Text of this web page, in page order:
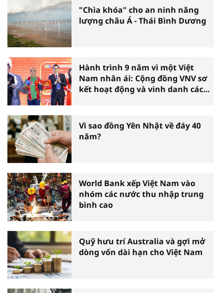
"Chìa khóa" cho an ninh năng
lượng châu Á - Thái Bình Dương
Hành trình 9 năm vì một Việt
Nam nhân ái: Cộng đồng VNV sơ
kết hoạt động và vinh danh các
Vì sao đồng Yên Nhật về đáy 40
năm?
World Bank xếp Việt Nam vào
nhóm các nước thu nhập trung
bình cao
Quỹ hưu trí Australia và gợi mở
dòng vốn dài hạn cho Việt Nam